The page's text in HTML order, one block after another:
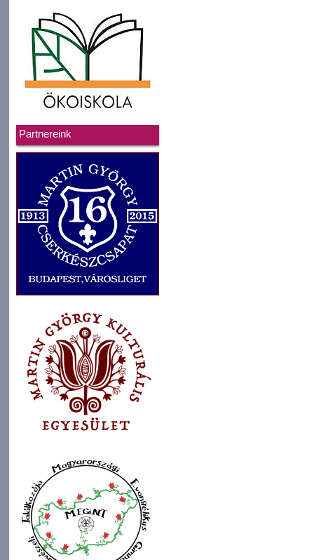
Partnereink